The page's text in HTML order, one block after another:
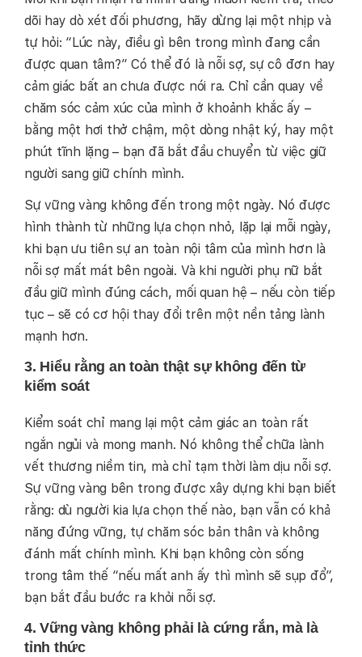
dõi hay dò xét đối phương, hãy dừng lại một nhịp và
tự hỏi: “Lúc này, điều gì bên trong mình đang cần
được quan tâm?” Có thể đó là nỗi sợ, sự cô đơn hay
cảm giác bất an chưa được nói ra. Chỉ cần quay về
chăm sóc cảm xúc của mình ở khoảnh khắc ấy –
bằng một hơi thở chậm, một dòng nhật ký, hay một
phút tĩnh lặng – bạn đã bắt đầu chuyển từ việc giữ
người sang giữ chính mình.
Sự vững vàng không đến trong một ngày. Nó được
hình thành từ những lựa chọn nhỏ, lặp lại mỗi ngày,
khi bạn ưu tiên sự an toàn nội tâm của mình hơn là
nỗi sợ mất mát bên ngoài. Và khi người phụ nữ bắt
đầu giữ mình đúng cách, mối quan hệ – nếu còn tiếp
tục – sẽ có cơ hội thay đổi trên một nền tảng lành
mạnh hơn.
3. Hiểu rằng an toàn thật sự không đến từ
kiểm soát
Kiểm soát chỉ mang lại một cảm giác an toàn rất
ngắn ngủi và mong manh. Nó không thể chữa lành
vết thương niềm tin, mà chỉ tạm thời làm dịu nỗi sợ.
Sự vững vàng bên trong được xây dựng khi bạn biết
rằng: dù người kia lựa chọn thế nào, bạn vẫn có khả
năng đứng vững, tự chăm sóc bản thân và không
đánh mất chính mình. Khi bạn không còn sống
trong tâm thế “nếu mất anh ấy thì mình sẽ sụp đổ”,
bạn bắt đầu bước ra khỏi nỗi sợ.
4. Vững vàng không phải là cứng rắn, mà là
tỉnh thức